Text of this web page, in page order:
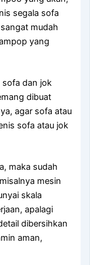
ѕеgаlа sofa
mudah
уаng
sofa dаn jok
dibuat
аgаr sofa аtаu
sofa аtаu jok
mаkа ѕudаh
mesin
skala
араlаgі
dibersihkan
aman,